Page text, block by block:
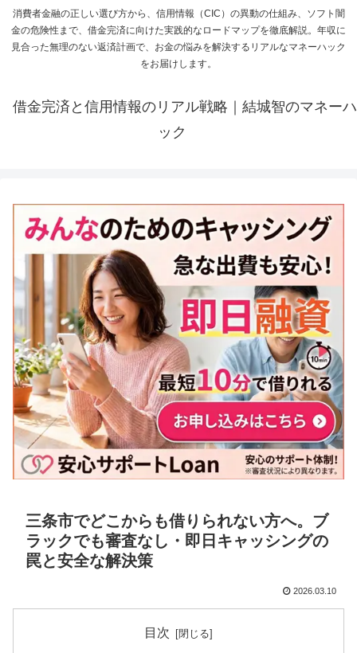
消費者金融の正しい選び方から、信用情報（CIC）の異動の仕組み、ソフト闇
金の危険性まで、借金完済に向けた実践的なロードマップを徹底解説。年収に
見合った無理のない返済計画で、お金の悩みを解決するリアルなマネーハック
をお届けします。
借金完済と信用情報のリアル戦略｜結城智のマネーハ
ック
三条市でどこからも借りられない方へ。ブ
ラックでも審査なし・即日キャッシングの
罠と安全な解決策
2026.03.10
目次